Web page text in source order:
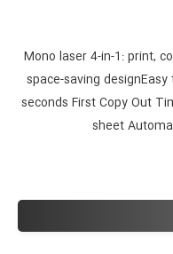
Mono laser 4-in-1: print,
space-saving designEasy
seconds First Copy Out
sheet